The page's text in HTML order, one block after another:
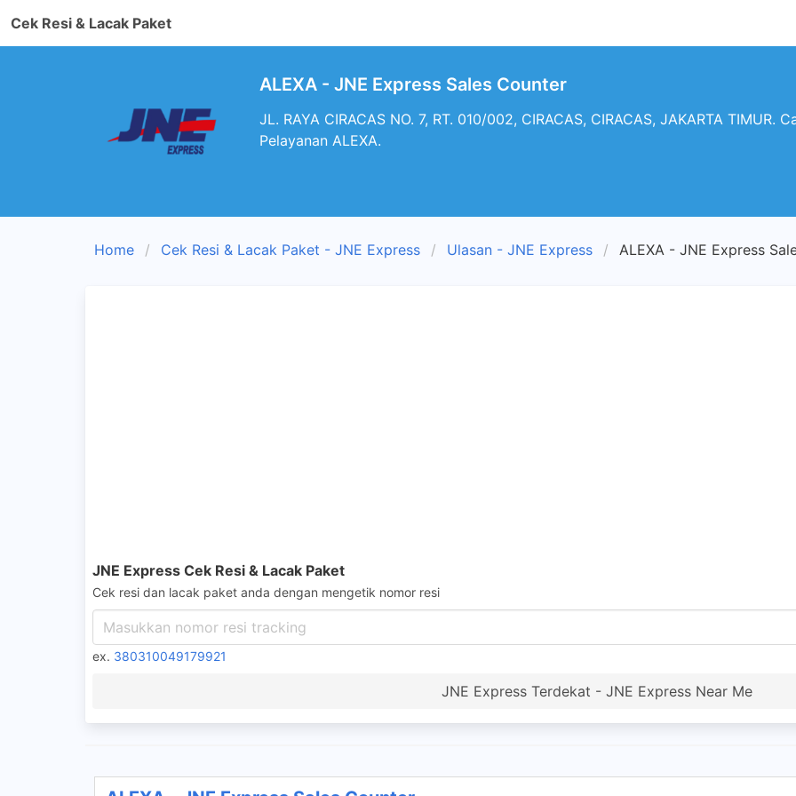
Cek Resi & Lacak Paket
ALEXA - JNE Express Sales Counter
JL. RAYA CIRACAS NO. 7, RT. 010/002, CIRACAS, CIRACAS, JAKARTA
Pelayanan ALEXA.
Home Cek Resi & Lacak Paket - JNE Express Ulasan - JNE Express ALEXA - JNE Express
JNE Express Cek Resi & Lacak Paket
Cek resi dan lacak paket anda dengan mengetik nomor resi
ex. 380310049179921
JNE Express Terdekat - JNE Express Near Me